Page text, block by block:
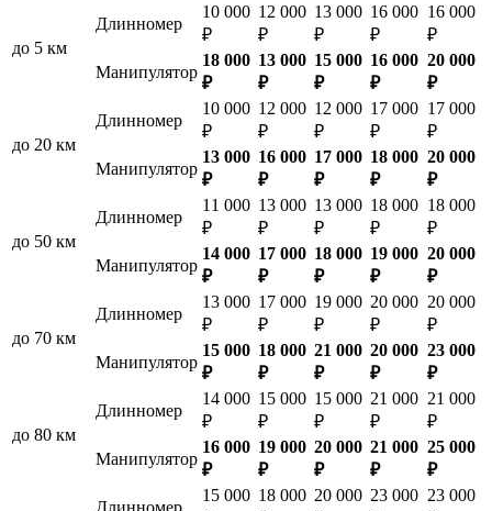
до 5 км
Длинномер
10 000
₽
12 000
₽
13 000
₽
16 000
₽
16 000
₽
Манипулятор
18 000
₽
13 000
₽
15 000
₽
16 000
₽
20 000
₽
до 20 км
Длинномер
10 000
₽
12 000
₽
12 000
₽
17 000
₽
17 000
₽
Манипулятор
13 000
₽
16 000
₽
17 000
₽
18 000
₽
20 000
₽
до 50 км
Длинномер
11 000
₽
13 000
₽
13 000
₽
18 000
₽
18 000
₽
Манипулятор
14 000
₽
17 000
₽
18 000
₽
19 000
₽
20 000
₽
до 70 км
Длинномер
13 000
₽
17 000
₽
19 000
₽
20 000
₽
20 000
₽
Манипулятор
15 000
₽
18 000
₽
21 000
₽
20 000
₽
23 000
₽
до 80 км
Длинномер
14 000
₽
15 000
₽
15 000
₽
21 000
₽
21 000
₽
Манипулятор
16 000
₽
19 000
₽
20 000
₽
21 000
₽
25 000
₽
Длинномер
15 000 18 000 20 000 23 000 23 000